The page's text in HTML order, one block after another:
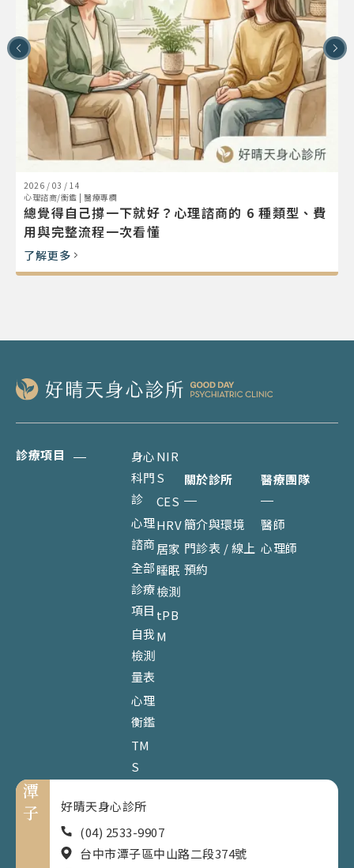
2026 / 03 / 14
心理諮商/衡鑑 | 醫療專欄
總覺得自己撐一下就好？心理諮商的 6 種類型、費
用與完整流程一次看懂
了解更多
診療項目
身心
科門
診
心理
諮商
全部
診療
項目
自我
檢測
量表
心理
衡鑑
TM
S
NIR
S
CES
HRV
居家
睡眠
檢測
tPB
M
關於診所
簡介與環境
門診表 / 線上
預約
醫療團隊
醫師
心理師
潭
子
好晴天身心診所
(04) 2533-9907
台中市潭子區中山路二段374號